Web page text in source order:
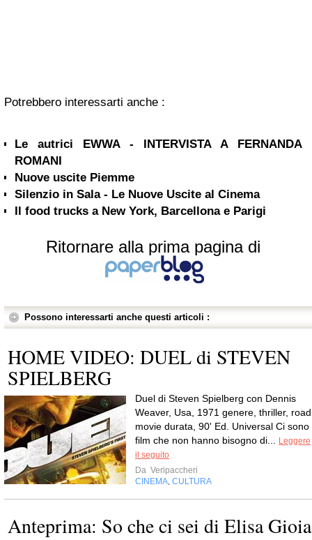
Potrebbero interessarti anche :
Le autrici EWWA - INTERVISTA A FERNANDA
ROMANI
Nuove uscite Piemme
Silenzio in Sala - Le Nuove Uscite al Cinema
Il food trucks a New York, Barcellona e Parigi
Ritornare alla prima pagina di
Possono interessarti anche questi articoli :
HOME VIDEO: DUEL di STEVEN
SPIELBERG
Duel di Steven Spielberg con Dennis
Weaver, Usa, 1971 genere, thriller, road
movie durata, 90' Ed. Universal Ci sono
film che non hanno bisogno di...
Leggere
il seguito
Da Veripaccheri
CINEMA CULTURA
Anteprima: So che ci sei di Elisa Gioia